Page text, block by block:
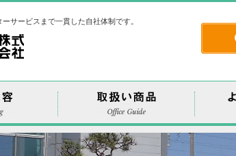
サービスまで一貫した自社体制です。